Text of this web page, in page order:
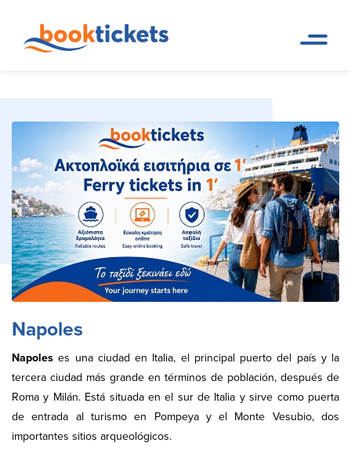
Napoles
Napoleses una ciudad en Italia, el principal puerto del país y la
tercera ciudad más grande en términos de población, después de
Roma y Milán. Está situada en el sur de Italia y sirve como puerta
de entrada al turismo en Pompeya y el Monte Vesubio, dos
importantes sitios arqueológicos.